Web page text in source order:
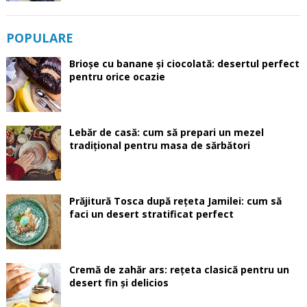
POPULARE
Brioșe cu banane și ciocolată: desertul perfect
pentru orice ocazie
Lebăr de casă: cum să prepari un mezel
tradițional pentru masa de sărbători
Prăjitură Tosca după rețeta Jamilei: cum să
faci un desert stratificat perfect
Cremă de zahăr ars: rețeta clasică pentru un
desert fin și delicios